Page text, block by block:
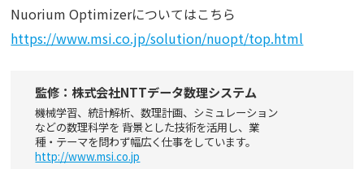
Nuorium Optimizerについてはこちら
https://www.msi.co.jp/solution/nuopt/top.html
監修：株式会社NTTデータ数理システム
機械学習、統計解析、数理計画、シミュレーション
などの数理科学を 背景とした技術を活用し、業
種・テーマを問わず幅広く仕事をしています。
http://www.msi.co.jp